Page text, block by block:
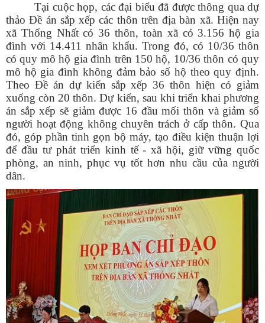
Tại cuộc họp, các đại biểu đã được thông qua dự
thảo Đề án sắp xếp các thôn trên địa bàn xã. Hiện nay
xã Thống Nhất có 36 thôn, toàn xã có 3.156 hộ gia
đình với 14.411 nhân khẩu. Trong đó, có 10/36 thôn
có quy mô hộ gia đình trên 150 hộ, 10/36 thôn có quy
mô hộ gia đình không đảm bảo số hộ theo quy định.
Theo Đề án dự kiến sắp xếp 36 thôn hiện có giảm
xuống còn 20 thôn. Dự kiến, sau khi triển khai phương
án sắp xếp sẽ giảm được 16 đầu mối thôn và giảm số
người hoạt động không chuyên trách ở cấp thôn. Qua
đó, góp phần tinh gọn bộ máy, tạo điều kiện thuận lợi
để đầu tư phát triển kinh tế - xã hội, giữ vững quốc
phòng, an ninh, phục vụ tốt hơn nhu cầu của người
dân.